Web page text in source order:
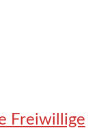
Freiwillige